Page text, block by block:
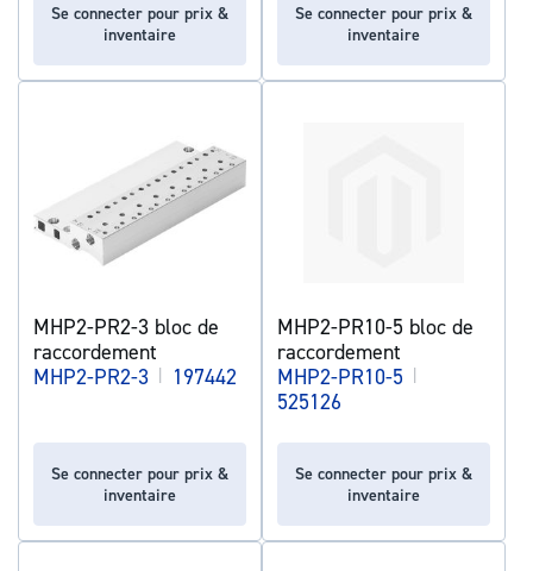
Se connecter pour prix &
inventaire
Se connecter pour prix &
inventaire
MHP2-PR2-3 bloc de
raccordement
MHP2-PR2-3 | 197442
Se connecter pour prix &
inventaire
MHP2-PR10-5 bloc de
raccordement
MHP2-PR10-5 |
525126
Se connecter pour prix &
inventaire